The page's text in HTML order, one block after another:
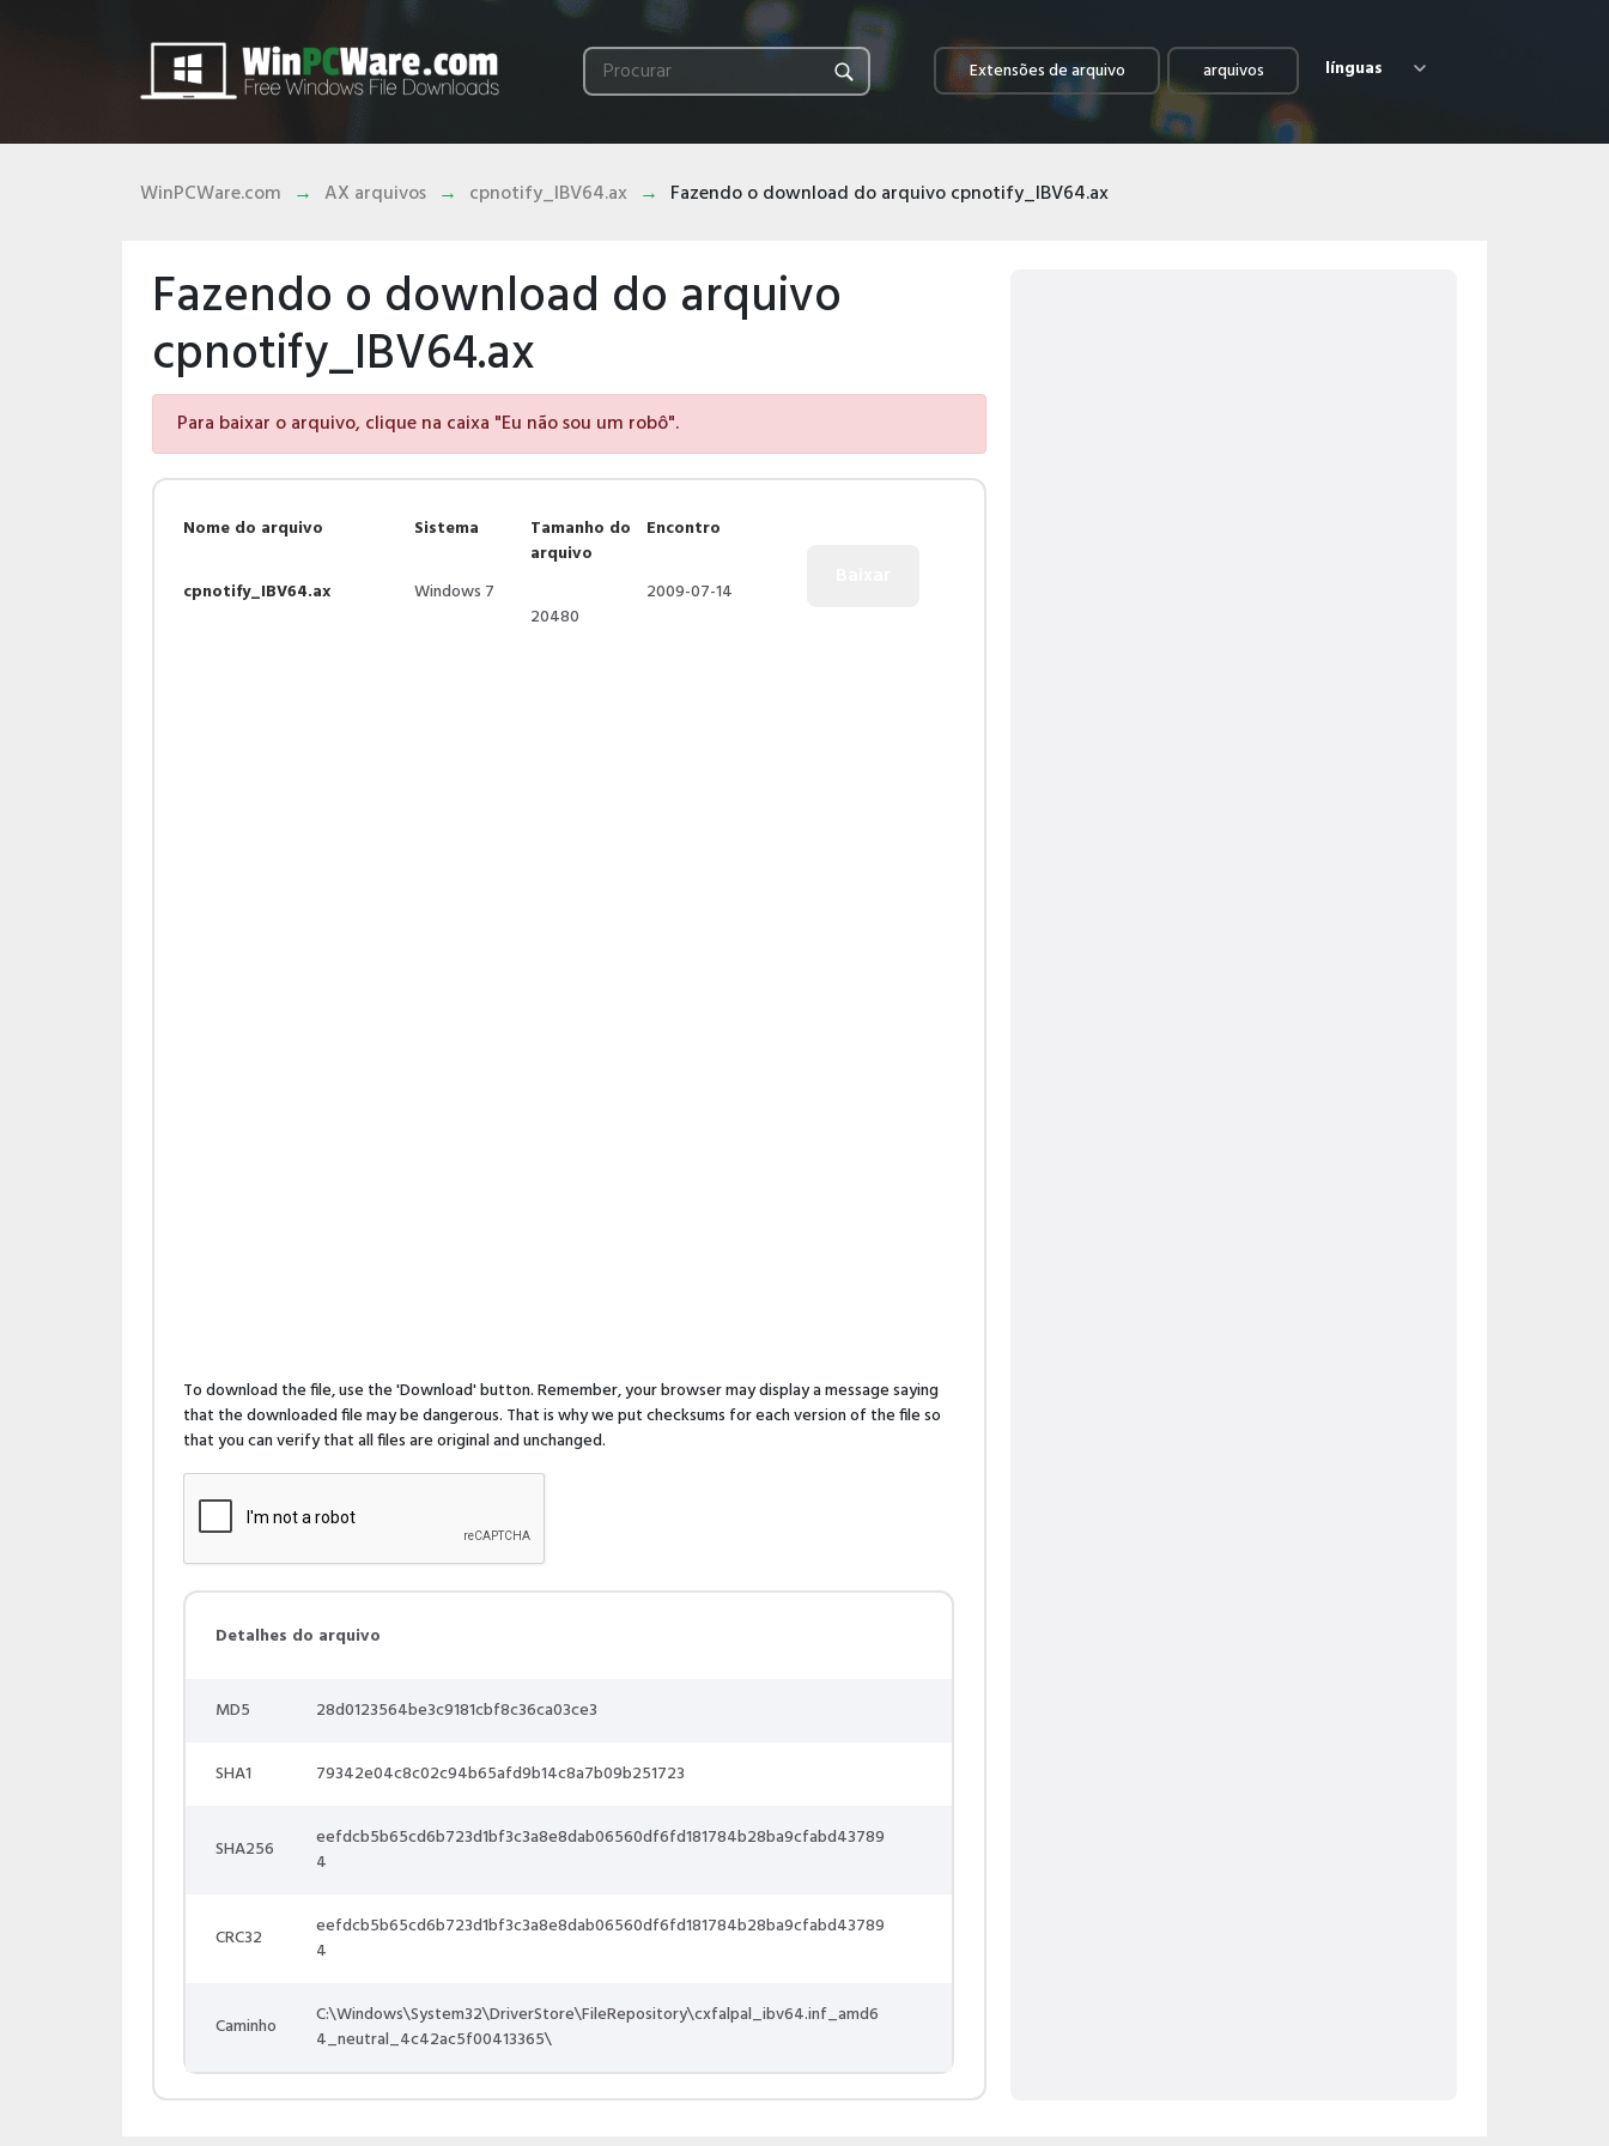
Extensões de arquivo arquivos línguas
WinPCWare.com AX arquivos cpnotify_IBV64.ax Fazendo o download do arquivo cpnotify_IBV64.ax
Fazendo o download do arquivo
cpnotify_IBV64.ax
Para baixar o arquivo, clique na caixa "Eu não sou um robô".
Nome do arquivo
cpnotify_IBV64.ax
Sistema
Windows 7
Tamanho do
arquivo
20480
Encontro
2009-07-14
To download the file, use the 'Download' button. Remember, your browser may display a message saying
that the downloaded file may be dangerous. That is why we put checksums for each version of the file so
that you can verify that all files are original and unchanged.
Detalhes do arquivo
MD5 28d0123564be3c9181cbf8c36ca03ce3
SHA1 79342e04c8c02c94b65afd9b14c8a7b09b251723
SHA256
eefdcb5b65cd6b723d1bf3c3a8e8dab06560df6fd181784b28ba9cfabd43789
4
CRC32
eefdcb5b65cd6b723d1bf3c3a8e8dab06560df6fd181784b28ba9cfabd43789
4
Caminho
C:\Windows\System32\DriverStore\FileRepository\cxfalpal_ibv64.inf_amd6
4_neutral_4c42ac5f00413365\